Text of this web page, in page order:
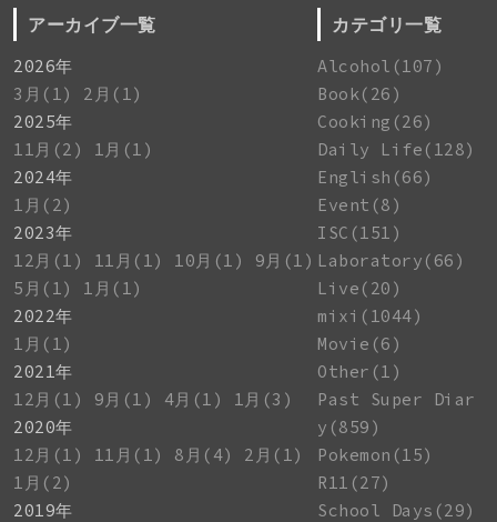
アーカイブ一覧
2026年
3月(1)
2月(1)
2025年
11月(2)
1月(1)
2024年
1月(2)
2023年
12月(1)
11月(1) 10月(1)
9月(1)
5月(1)
1月(1)
2022年
1月(1)
2021年
12月(1)
9月(1) 4月(1)
1月(3)
2020年
12月(1)
11月(1) 8月(4)
2月(1)
1月(2)
2019年
カテゴリ一覧
Alcohol(107)
Book(26)
Cooking(26)
Daily Life(128)
English(66)
Event(8)
ISC(151)
Laboratory(66)
Live(20)
mixi(1044)
Movie(6)
Other(1)
Past Super Diar
y(859)
Pokemon(15)
R11(27)
School Days(29)